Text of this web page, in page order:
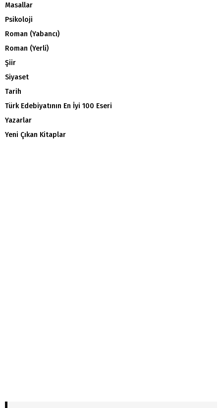
Masallar
Psikoloji
Roman (Yabancı)
Roman (Yerli)
Şiir
Siyaset
Tarih
Türk Edebiyatının En İyi 100 Eseri
Yazarlar
Yeni Çıkan Kitaplar